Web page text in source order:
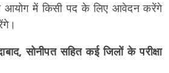
आयोग में किसी पद के लिए आवेदन करेंगे
सोनीपत सहित कई जिलों के परीक्षा